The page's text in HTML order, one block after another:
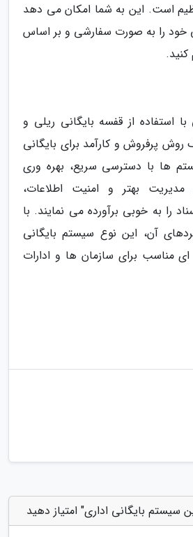
است. این به شما امکان می دهد
خود را به صورت سفارشی و بر اساس
استفاده از قفسه بایگانی ریلی و
روش پرفروش و کارآمد برای بایگانی
ها با دسترسی سریع، بهره وری
بهتر و امنیت اطلاعات،
را به خوبی برآورده می نمایند. با
آن، این نوع سیستم بایگانی
ای مناسب برای سازمان ها و ادارات
سیستم بایگانی اداری" امتیاز دهید